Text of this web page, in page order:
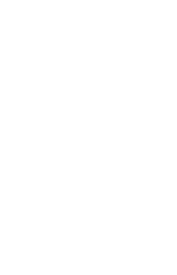
von der
Drink oder einen